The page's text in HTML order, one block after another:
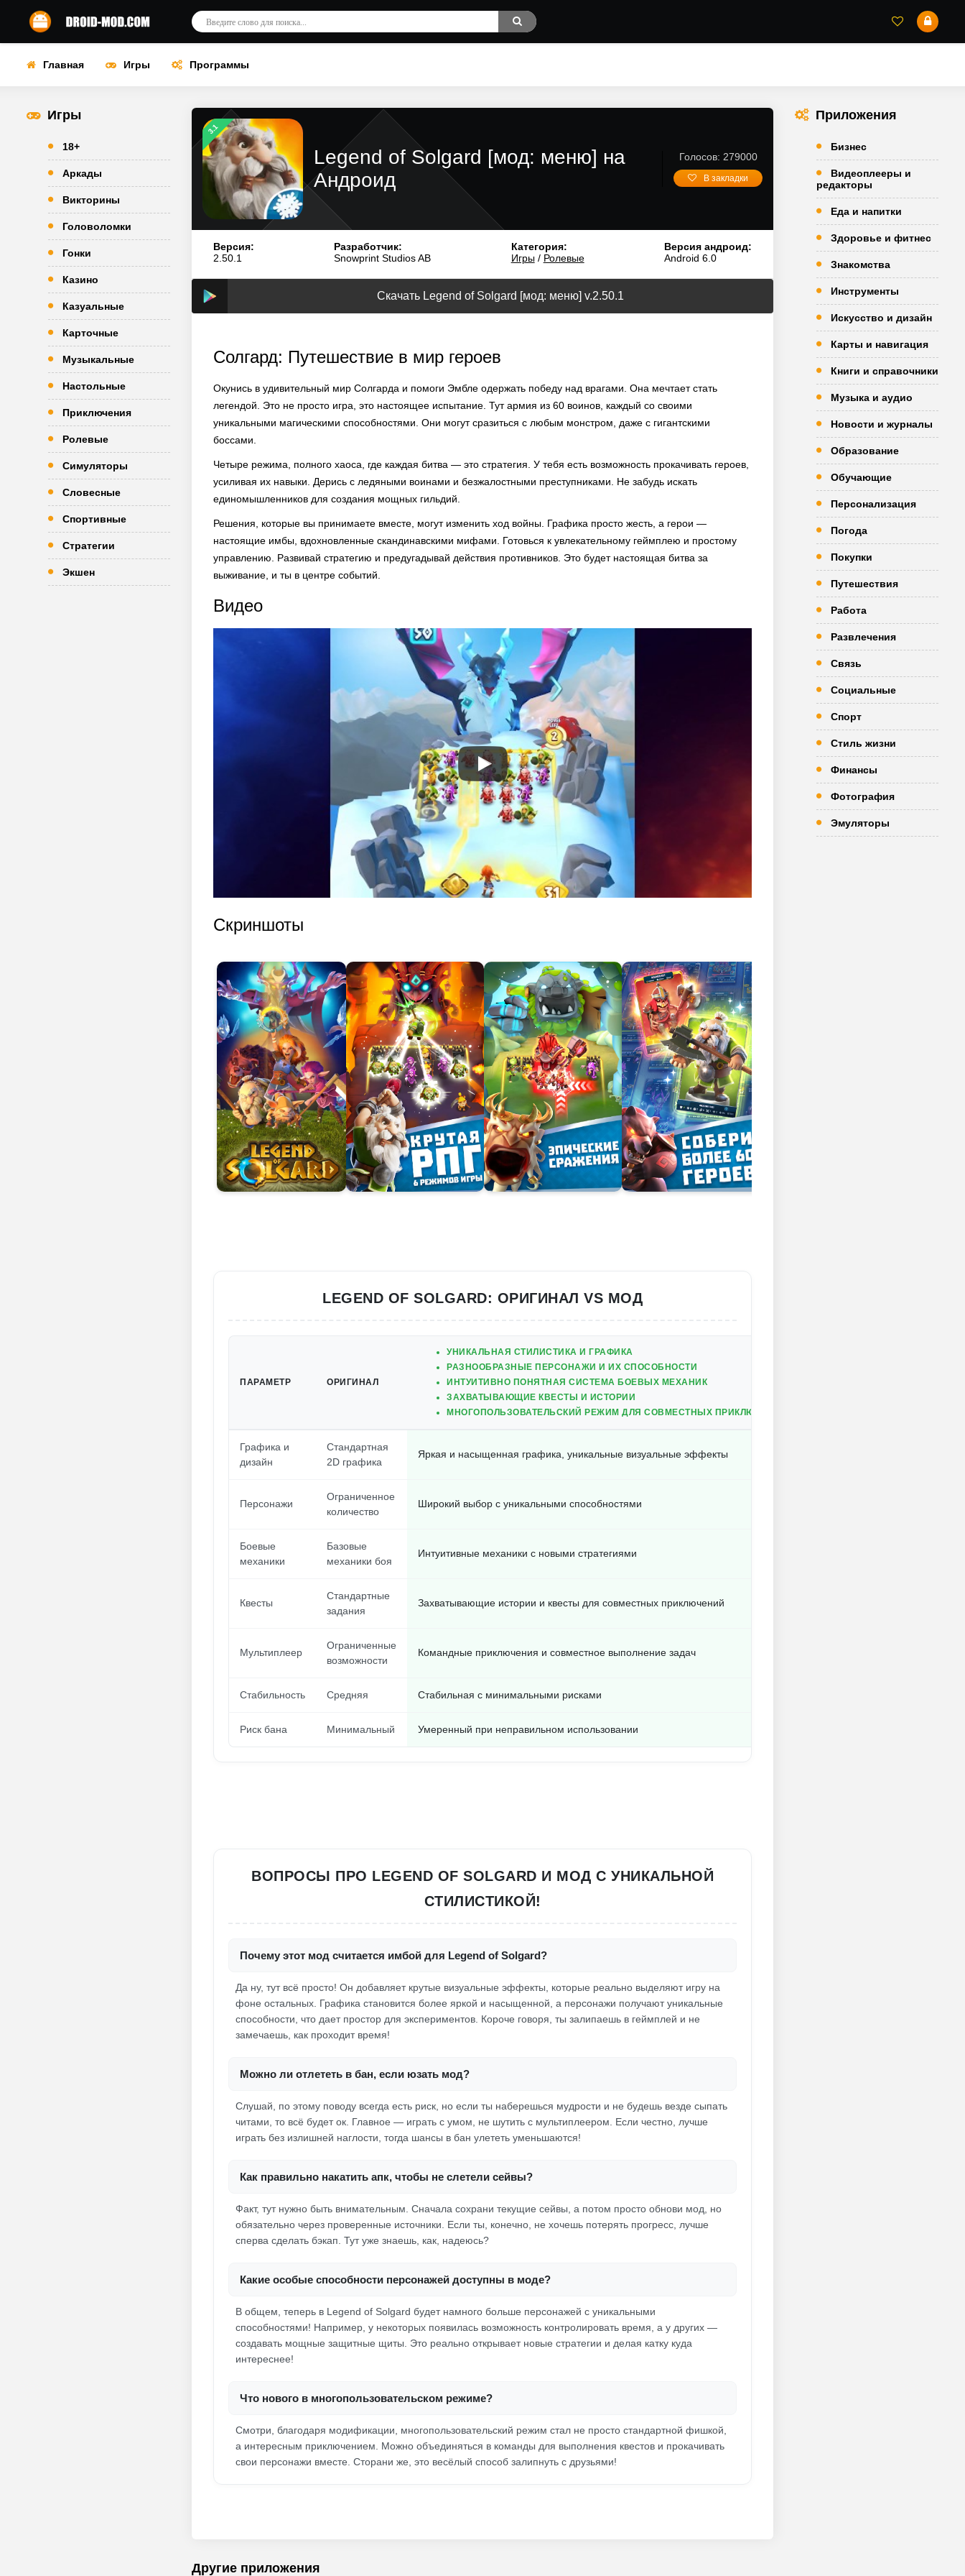
Главная Игры Программы
Игры
18+
Аркады
Викторины
Головоломки
Гонки
Казино
Казуальные
Карточные
Музыкальные
Настольные
Приключения
Ролевые
Симуляторы
Словесные
Спортивные
Стратегии
Экшен
3.1
Legend of Solgard [мод: меню] на
Андроид
Голосов: 279000
В закладки
Версия:
2.50.1
Разработчик:
Snowprint Studios AB
Категория:
Игры/ Ролевые
Версия андроид:
Android 6.0
Скачать Legend of Solgard [мод: меню] v.2.50.1
Солгард: Путешествие в мир героев
Окунись в удивительный мир Солгарда и помоги Эмбле одержать победу над врагами. Она мечтает стать
легендой. Это не просто игра, это настоящее испытание. Тут армия из 60 воинов, каждый со своими
уникальными магическими способностями. Они могут сразиться с любым монстром, даже с гигантскими
боссами.
Четыре режима, полного хаоса, где каждая битва — это стратегия. У тебя есть возможность прокачивать героев,
усиливая их навыки. Дерись с ледяными воинами и безжалостными преступниками. Не забудь искать
единомышленников для создания мощных гильдий.
Решения, которые вы принимаете вместе, могут изменить ход войны. Графика просто жесть, а герои —
настоящие имбы, вдохновленные скандинавскими мифами. Готовься к увлекательному геймплею и простому
управлению. Развивай стратегию и предугадывай действия противников. Это будет настоящая битва за
выживание, и ты в центре событий.
Видео
Скриншоты
LEGEND OF SOLGARD: ОРИГИНАЛ VS МОД
ПАРАМЕТР ОРИГИНАЛ
УНИКАЛЬНАЯ СТИЛИСТИКА И ГРАФИКА
РАЗНООБРАЗНЫЕ ПЕРСОНАЖИ И ИХ СПОСОБНОСТИ
ИНТУИТИВНО ПОНЯТНАЯ СИСТЕМА БОЕВЫХ МЕХАНИК
ЗАХВАТЫВАЮЩИЕ КВЕСТЫ И ИСТОРИИ
МНОГОПОЛЬЗОВАТЕЛЬСКИЙ РЕЖИМ ДЛЯ СОВМЕСТНЫХ ПРИКЛЮЧЕНИЙ
Графика и
дизайн
Стандартная
2D графика
Яркая и насыщенная графика, уникальные визуальные эффекты
Персонажи
Ограниченное
количество
Широкий выбор с уникальными способностями
Боевые
механики
Базовые
механики боя
Интуитивные механики с новыми стратегиями
Квесты
Стандартные
задания
Захватывающие истории и квесты для совместных приключений
Мультиплеер
Ограниченные
возможности
Командные приключения и совместное выполнение задач
Стабильность Средняя Стабильная с минимальными рисками
Риск бана Минимальный Умеренный при неправильном использовании
ВОПРОСЫ ПРО LEGEND OF SOLGARD И МОД С УНИКАЛЬНОЙ
СТИЛИСТИКОЙ!
Почему этот мод считается имбой для Legend of Solgard?
Да ну, тут всё просто! Он добавляет крутые визуальные эффекты, которые реально выделяют игру на
фоне остальных. Графика становится более яркой и насыщенной, а персонажи получают уникальные
способности, что дает простор для экспериментов. Короче говоря, ты залипаешь в геймплей и не
замечаешь, как проходит время!
Можно ли отлететь в бан, если юзать мод?
Слушай, по этому поводу всегда есть риск, но если ты наберешься мудрости и не будешь везде сыпать
читами, то всё будет ок. Главное — играть с умом, не шутить с мультиплеером. Если честно, лучше
играть без излишней наглости, тогда шансы в бан улететь уменьшаются!
Как правильно накатить апк, чтобы не слетели сейвы?
Факт, тут нужно быть внимательным. Сначала сохрани текущие сейвы, а потом просто обнови мод, но
обязательно через проверенные источники. Если ты, конечно, не хочешь потерять прогресс, лучше
сперва сделать бэкап. Тут уже знаешь, как, надеюсь?
Какие особые способности персонажей доступны в моде?
В общем, теперь в Legend of Solgard будет намного больше персонажей с уникальными
способностями! Например, у некоторых появилась возможность контролировать время, а у других —
создавать мощные защитные щиты. Это реально открывает новые стратегии и делая катку куда
интереснее!
Что нового в многопользовательском режиме?
Смотри, благодаря модификации, многопользовательский режим стал не просто стандартной фишкой,
а интересным приключением. Можно объединяться в команды для выполнения квестов и прокачивать
свои персонажи вместе. Сторани же, это весёлый способ залипнуть с друзьями!
Другие приложения
Приложения
Бизнес
Видеоплееры и
редакторы
Еда и напитки
Здоровье и фитнес
Знакомства
Инструменты
Искусство и дизайн
Карты и навигация
Книги и справочники
Музыка и аудио
Новости и журналы
Образование
Обучающие
Персонализация
Погода
Покупки
Путешествия
Работа
Развлечения
Связь
Социальные
Спорт
Стиль жизни
Финансы
Фотография
Эмуляторы